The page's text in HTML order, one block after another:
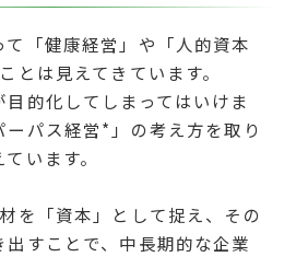
「健康経営」や「人的資本
とは見えてきています。
的化してしまってはいけま
パス経営*」の考え方を取り
います。
を「資本」として捉え、その
すことで、中長期的な企業